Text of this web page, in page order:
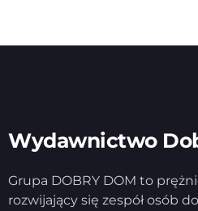
Wydawnictwo
Grupa DOBRY DOM to
rozwijający się zespół osób